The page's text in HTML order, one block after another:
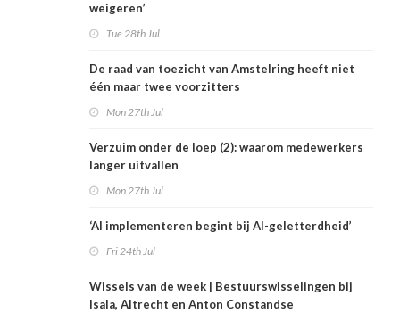
weigeren’
Tue 28th Jul
De raad van toezicht van Amstelring heeft niet
één maar twee voorzitters
Mon 27th Jul
Verzuim onder de loep (2): waarom medewerkers
langer uitvallen
Mon 27th Jul
‘AI implementeren begint bij AI-geletterdheid’
Fri 24th Jul
Wissels van de week | Bestuurswisselingen bij
Isala, Altrecht en Anton Constandse